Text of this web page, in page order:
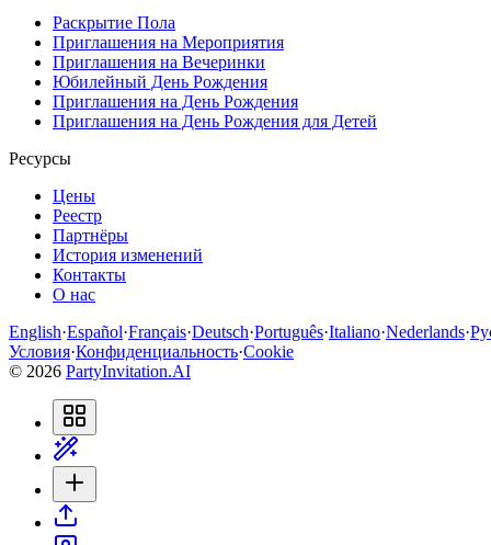
Раскрытие Пола
Приглашения на Мероприятия
Приглашения на Вечеринки
Юбилейный День Рождения
Приглашения на День Рождения
Приглашения на День Рождения для Детей
Ресурсы
Цены
Реестр
Партнёры
История изменений
Контакты
О нас
English·Español·Français·Deutsch·Português·Italiano·Nederlands·
Условия·Конфиденциальность·Cookie
© 2026 PartyInvitation.AI